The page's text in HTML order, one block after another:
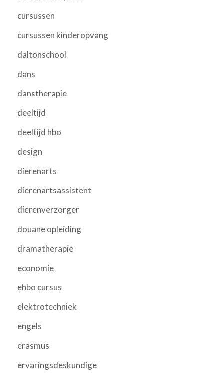
cursussen
cursussen kinderopvang
daltonschool
dans
danstherapie
deeltijd
deeltijd hbo
design
dierenarts
dierenartsassistent
dierenverzorger
douane opleiding
dramatherapie
economie
ehbo cursus
elektrotechniek
engels
erasmus
ervaringsdeskundige